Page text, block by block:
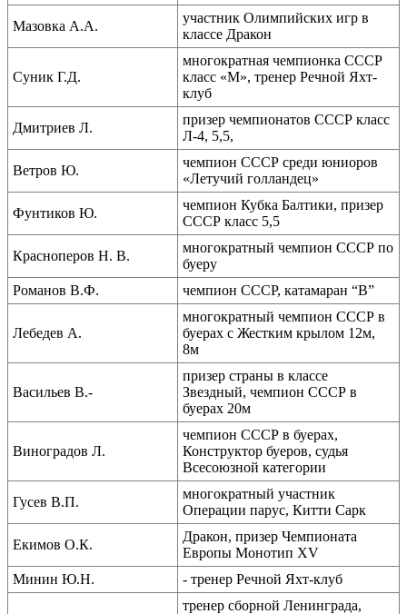
Мазовка А.А.
участник Олимпийских игр в
классе Дракон
Суник Г.Д.
многократная чемпионка СССР
класс «М», тренер Речной Яхт-
клуб
Дмитриев Л.
призер чемпионатов СССР класс
Л-4, 5,5,
Ветров Ю.
чемпион СССР среди юниоров
«Летучий голландец»
Фунтиков Ю.
чемпион Кубка Балтики, призер
СССР класс 5,5
Красноперов Н. В.
многократный чемпион СССР по
буеру
Романов В.Ф.
чемпион СССР, катамаран “В”
Лебедев А.
многократный чемпион СССР в
буерах с Жестким крылом 12м,
8м
Васильев В.-
призер страны в классе
Звездный, чемпион СССР в
буерах 20м
Виноградов Л.
чемпион СССР в буерах,
Конструктор буеров, судья
Всесоюзной категории
Гусев В.П.
многократный участник
Операции парус, Китти Сарк
Екимов О.К.
Дракон, призер Чемпионата
Европы Монотип XV
Минин Ю.Н.
- тренер Речной Яхт-клуб
тренер сборной Ленинграда,